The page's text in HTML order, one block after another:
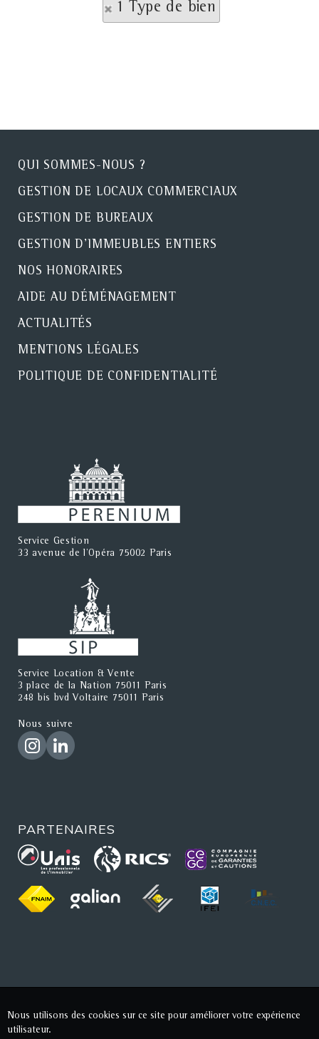
1 Type de bien
QUI SOMMES-NOUS ?
GESTION DE LOCAUX COMMERCIAUX
GESTION DE BUREAUX
GESTION D'IMMEUBLES ENTIERS
NOS HONORAIRES
AIDE AU DÉMÉNAGEMENT
ACTUALITÉS
MENTIONS LÉGALES
POLITIQUE DE CONFIDENTIALITÉ
Service Gestion
33 avenue de l'Opéra 75002 Paris
Service Location & Vente
3 place de la Nation 75011 Paris
248 bis bvd Voltaire 75011 Paris
Nous suivre
PARTENAIRES
Nous utilisons des cookies sur ce site pour améliorer votre expérience
utilisateur.